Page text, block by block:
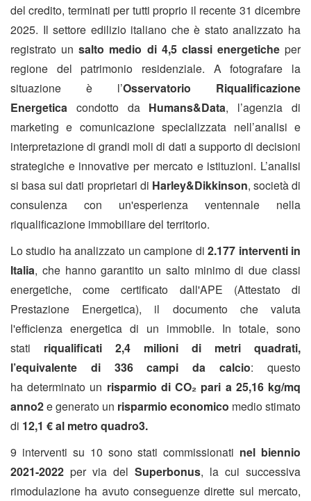
del credito, terminati per tutti proprio il recente 31 dicembre
2025. Il settore edilizio italiano che è stato analizzato ha
registrato unsalto medio di 4,5 classi energeticheper
regione del patrimonio residenziale. A fotografare la
situazione è l’Osservatorio Riqualificazione
Energetica condotto da Humans&Data, l’agenzia di
marketing e comunicazione specializzata nell’analisi e
interpretazione di grandi moli di dati a supporto di decisioni
strategiche e innovative per mercato e istituzioni. L’analisi
si basa sui dati proprietari di Harley&Dikkinson, società di
consulenza con un'esperienza ventennale nella
riqualificazione immobiliare del territorio.
Lo studio ha analizzato un campione di2.177 interventi in
Italia, che hanno garantito un salto minimo di due classi
energetiche, come certificato dall'APE (Attestato di
Prestazione Energetica), il documento che valuta
l'efficienza energetica di un immobile. In totale, sono
stati riqualificati 2,4 milioni di metri quadrati,
l’equivalente di 336 campi da calcio: questo
ha determinato un risparmio di CO₂ pari a 25,16 kg/mq
anno2e generato un risparmio economico medio stimato
di 12,1 € al metro quadro3.
9 interventi su 10 sono stati commissionati nel biennio
2021-2022 per via del Superbonus, la cui successiva
rimodulazione ha avuto conseguenze dirette sul mercato,